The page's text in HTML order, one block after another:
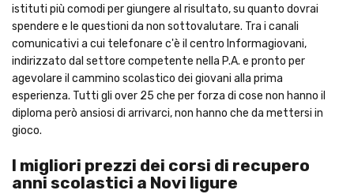
istituti più comodi per giungere al risultato, su quanto dovrai
spendere e le questioni da non sottovalutare. Tra i canali
comunicativi a cui telefonare c'è il centro Informagiovani,
indirizzato dal settore competente nella P.A. e pronto per
agevolare il cammino scolastico dei giovani alla prima
esperienza. Tutti gli over 25 che per forza di cose non hanno il
diploma però ansiosi di arrivarci, non hanno che da mettersi in
gioco.
I migliori prezzi dei corsi di recupero
anni scolastici a Novi ligure